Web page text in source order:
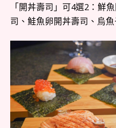
「開丼壽司」可4選2：鮮
司、鮭魚卵開丼壽司、烏魚